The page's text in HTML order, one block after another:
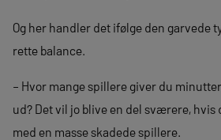
Og her handler det ifølge den garvede
rette balance.
– Hvor mange spillere giver du
ud? Det vil jo blive en del sværere,
med en masse skadede spillere.